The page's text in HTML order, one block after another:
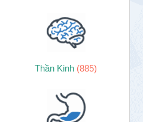
Thần Kinh (885)